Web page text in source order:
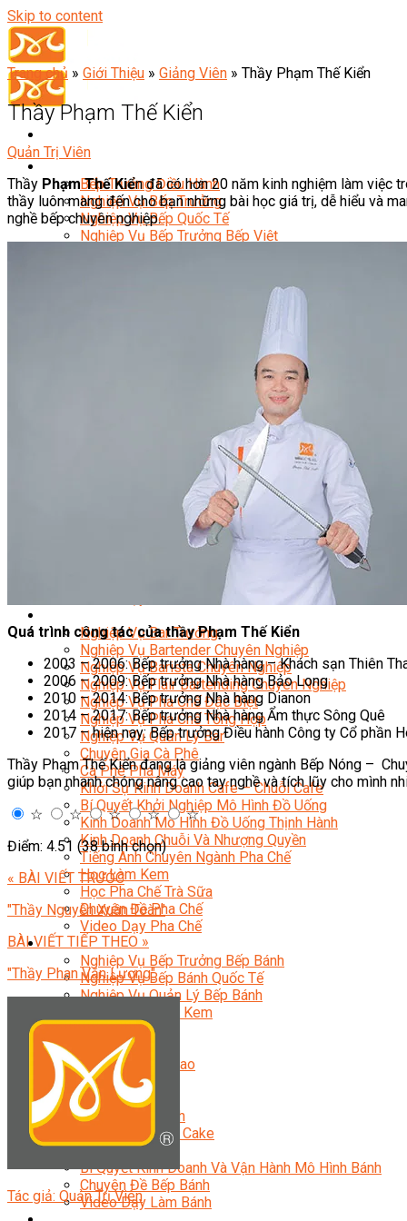
Skip to content
Bếp Trưởng Điều Hành
Nghiệp Vụ Bếp Trưởng
Nghiệp Vụ Bếp Quốc Tế
Nghiệp Vụ Bếp Trưởng Bếp Việt
Nghiệp Vụ Bếp Trưởng Bếp Nhật
Nghiệp Vụ Bếp Trưởng Bếp Hoa
Học Nấu Ăn Mở Quán
Chuyên Đề Bếp Nóng
Khởi Sự Kinh Doanh Ngành F&B
Khởi Sự Kinh Doanh Nhà Hàng
Bí Quyết Kinh Doanh và Vận Hành Mô Hình Ẩm Thực
Nghiệp Vụ Bar Trưởng
Nghiệp Vụ Bartender Chuyên Nghiệp
Nghiệp Vụ Barista Chuyên Nghiệp
Nghiệp Vụ Flair Bartending Chuyên Nghiệp
Nghiệp Vụ Pha Chế Đặc Biệt
Nghiệp Vụ Pha Chế Tổng Hợp
Nghiệp Vụ Quản Lý Bar
Chuyên Gia Cà Phê
Cà Phê Pha Máy
Khởi Sự Kinh Doanh Cafe – Chuỗi Cafe
Bí Quyết Khởi Nghiệp Mô Hình Đồ Uống
Kinh Doanh Mô Hình Đồ Uống Thịnh Hành
Kinh Doanh Chuỗi Và Nhượng Quyền
Tiếng Anh Chuyên Ngành Pha Chế
Học Làm Kem
Học Pha Chế Trà Sữa
Chuyên Đề Pha Chế
Video Dạy Pha Chế
Làm Bánh
Nghiệp Vụ Bếp Trưởng Bếp Bánh
Nghiệp Vụ Bếp Bánh Quốc Tế
Nghiệp Vụ Quản Lý Bếp Bánh
Nghiệp Vụ Bánh Kem
Bánh Việt
Bánh Nhật
Bánh Mì Nâng Cao
Bánh Đài Loan
Bánh Ngắn Hạn
Bánh Kinh Doanh
Handmade Mini Cake
Master Class
Bí Quyết Kinh Doanh Và Vận Hành Mô Hình Bánh
Chuyên Đề Bếp Bánh
Video Dạy Làm Bánh
Trang chủ » Giới Thiệu » Giảng Viên » Thầy Phạm Thế Kiển
Thầy Phạm Thế Kiển
Quản Trị Viên
Thầy Phạm Thế Kiển đã có hơn 20 năm kinh nghiệm làm việc
thầy luôn mang đến cho bạn những bài học giá trị, dễ hiểu và
nghề bếp chuyên nghiệp.
Quá trình công tác của thầy Phạm Thế Kiển
2003 – 2006: Bếp trưởng Nhà hàng – Khách sạn Thiên
2006 – 2009: Bếp trưởng Nhà hàng Bảo Long
2010 – 2014: Bếp trưởng Nhà hàng Dianon
2014 – 2017: Bếp trưởng Nhà hàng Ẩm thực Sông Quê
2017 – hiện nay: Bếp trưởng Điều hành Công ty Cổ phần
Thầy Phạm Thế Kiển đang là giảng viên ngành Bếp Nóng –
giúp bạn nhanh chóng nâng cao tay nghề và tích lũy cho mình
☆
☆ ☆ ☆
☆
Điểm: 4.51 (38 bình chọn)
« BÀI VIẾT TRƯỚC
"Thầy Nguyễn Xuân Toàn"
BÀI VIẾT TIẾP THEO »
"Thầy Phan Văn Lương"
Tác giả: Quản Trị Viên